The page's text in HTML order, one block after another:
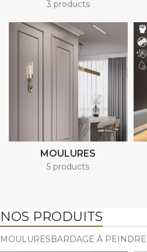
3 products
MOULURES
5 products
NOS PRODUITS
MOULURESBARDAGE À PEINDRE